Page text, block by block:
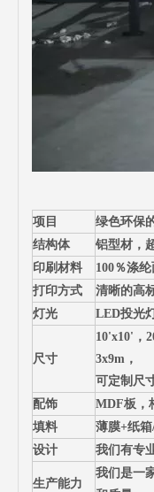
项目
绿色环保
结构体
铝型材，
印刷材料
100％涤
打印方式
清晰的高
灯光
LED投光
尺寸
10'x10'，
3x9m，
可定制尺
配饰
MDF板，
填料
薄膜+纸
设计
我们有专
生产能力
我们是一